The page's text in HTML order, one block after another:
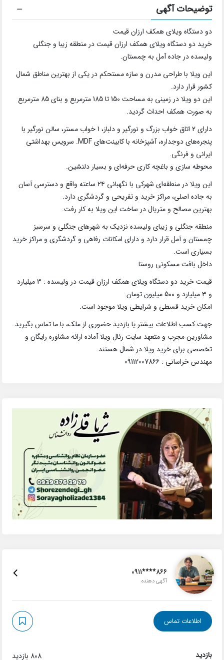
توضیحات آگهی
دو دستگاه ویلای همکف ارزان قیمت
خرید دو دستگاه ویلای همکف ارزان قیمت در منطقه زیبا و جنگلی
ولیسده در جاده آمل به چمستان.
این ویلا با طراحی مدرن و سازه مستحکم در یکی از بهترین مناطق شمال
کشور قرار دارد.
این دو ویلا در زمینی به مساحت 150 تا 185 مترمربع و بنای 85 مترمربع
به صورت همکف احداث گردید.
دارای 2 اتاق خواب بزرگ و نورگیر و دلباز، 1 خواب مستر، سالن نورگیر با
پنجره‌های دوجداره، آشپزخانه با کابینت‌های MDF. سرویس بهداشتی
ایرانی و فرنگی.
محوطه سازی و باغچه کاری حرفه‌ای و بسیار دلنشین.
این ویلا در منطقه‌ای شهرکی با نگهبانی ۲۴ ساعته واقع و دسترسی آسان
به جاده اصلی، مراکز خرید و تفریحی و گردشگری دارد.
بهترین مصالح و متریال در ساخت این ویلا به کار رفت.
منطقه جنگلی و زیبای ولیسده نزدیک به شهرهای جنگلی و سرسبز
چمستان و آمل قرار دارد و دارای امکانات رفاهی و گردشگری و مراکز خرید
بسیاری است.
داخل بافت مسکونی روستا
قیمت خرید دو دستگاه ویلای همکف ارزان قیمت در ولیسده : 3 میلیارد
و 3 میلیارد و 500 میلیون تومان.
امکان خرید قسطی و شرایطی ویلا موجود است.
جهت کسب اطلاعات بیشتر یا بازدید حضوری از ملک، با ما تماس بگیرید.
مشاورین مجرب و متعهد سایت رئال ویلا آماده ارائه مشاوره رایگان و
تخصصی برای خرید ویلا در شمال هستند.
مهندس خراسانی : 09112007866
0911****866
آگهی دهنده
اطلاعات تماس
بازدید 808 بازدید